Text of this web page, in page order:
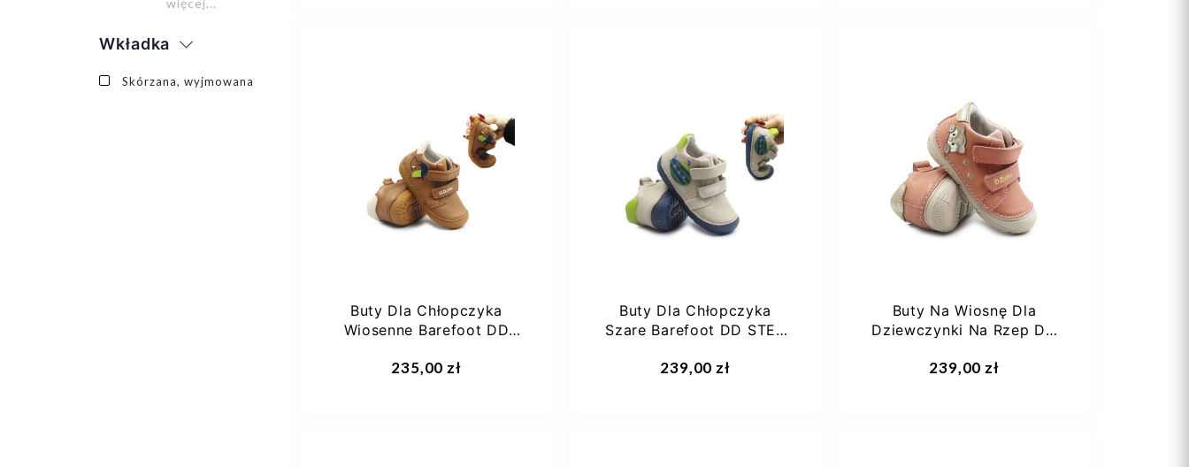
więcej...
Wkładka
Skórzana, wyjmowana
29 30 22 23 24 21 23 24
Buty Dla Chłopczyka
Wiosenne Barefoot DD
Chocolate
235,00 zł
Buty Dla Chłopczyka
Szare Barefoot DD STEP
239,00 zł
Buty Na Wiosnę Dla
Dziewczynki Na Rzep DD
239,00 zł